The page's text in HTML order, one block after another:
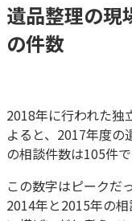
遺品整理の現
の件数
2018年に行われた独
よると、2017年度の
の相談件数は105件で
この数字はピークだ
2014年と2015年の